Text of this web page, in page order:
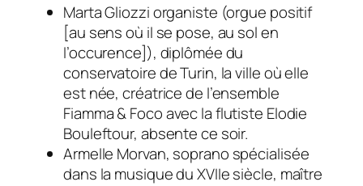
Marta Gliozzi organiste (orgue positif
[au sens où il se pose, au sol en
l’occurence]), diplômée du
conservatoire de Turin, la ville où elle
est née, créatrice de l’ensemble
Fiamma & Foco avec la flutiste Elodie
Bouleftour, absente ce soir.
Armelle Morvan, soprano spécialisée
dans la musique du XVIIe siècle, maître